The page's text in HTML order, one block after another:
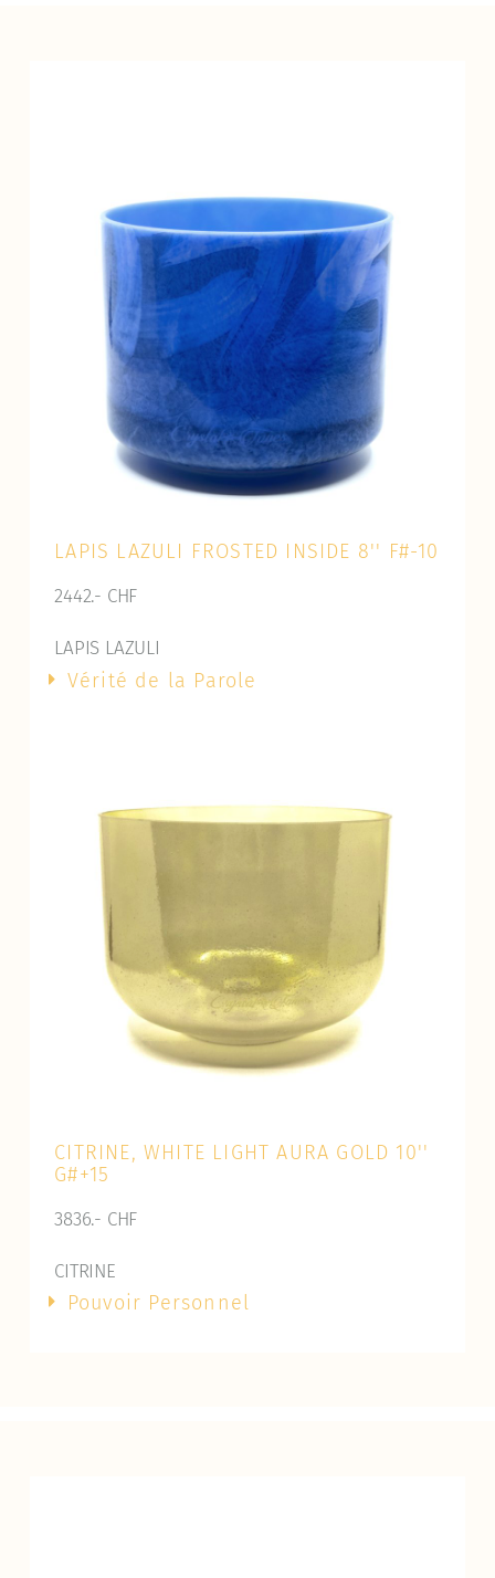
LAPIS LAZULI FROSTED INSIDE 8'' F#-10
2442.- CHF
LAPIS LAZULI
Vérité de la Parole
CITRINE, WHITE LIGHT AURA GOLD 10''
G#+15
3836.- CHF
CITRINE
Pouvoir Personnel